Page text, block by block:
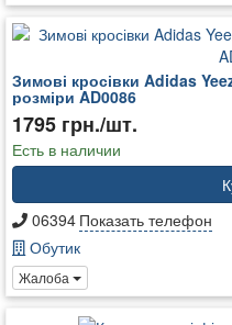
Зимові кросівки Adidas
розміри AD0086
1795 грн./шт.
Есть в наличии
06394 Показать телефон
Обутик
Жалоба